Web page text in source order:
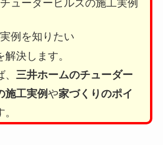
ューダーヒルズの施工実例
例を知りたい
決します。
三井ホームのチューダー
施工実例や家づくりのポイ